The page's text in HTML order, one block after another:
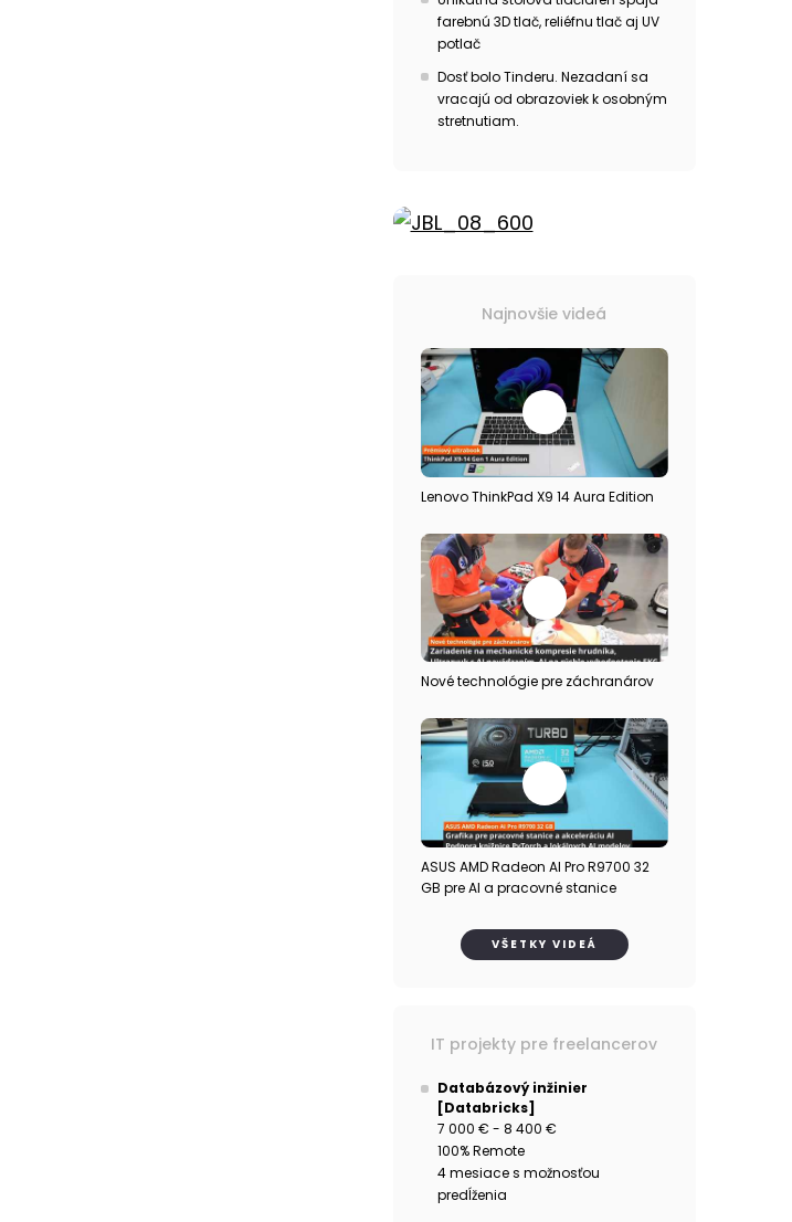
farebnú 3D tlač, reliéfnu tlač aj UV
potlač
Dosť bolo Tinderu. Nezadaní sa
vracajú od obrazoviek k osobným
stretnutiam.
Najnovšie videá
Lenovo ThinkPad X9 14 Aura Edition
Nové technológie pre záchranárov
ASUS AMD Radeon AI Pro R9700 32
GB pre AI a pracovné stanice
VŠETKY VIDEÁ
IT projekty pre freelancerov
Databázový inžinier
[Databricks]
7 000 € - 8 400 €
100% Remote
4 mesiace s možnosťou
predĺženia